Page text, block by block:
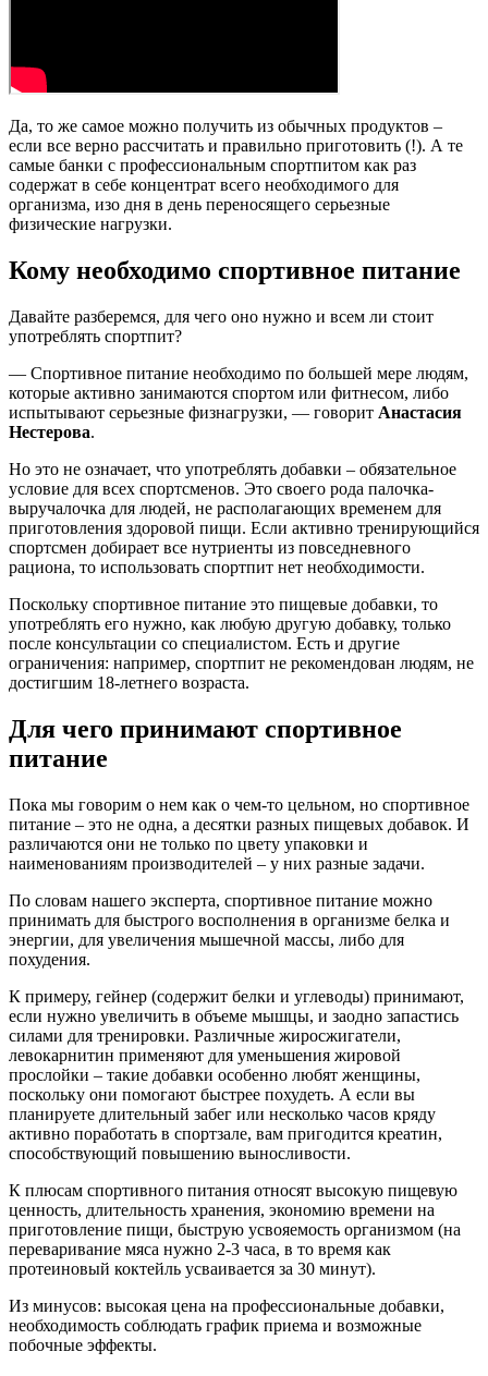
Да, то же самое можно получить из обычных продуктов –
если все верно рассчитать и правильно приготовить (!). А те
самые банки с профессиональным спортпитом как раз
содержат в себе концентрат всего необходимого для
организма, изо дня в день переносящего серьезные
физические нагрузки.
Кому необходимо спортивное питание
Давайте разберемся, для чего оно нужно и всем ли стоит
употреблять спортпит?
— Спортивное питание необходимо по большей мере людям,
которые активно занимаются спортом или фитнесом, либо
испытывают серьезные физнагрузки, — говорит Анастасия
Нестерова.
Но это не означает, что употреблять добавки – обязательное
условие для всех спортсменов. Это своего рода палочка-
выручалочка для людей, не располагающих временем для
приготовления здоровой пищи. Если активно тренирующийся
спортсмен добирает все нутриенты из повседневного
рациона, то использовать спортпит нет необходимости.
Поскольку спортивное питание это пищевые добавки, то
употреблять его нужно, как любую другую добавку, только
после консультации со специалистом. Есть и другие
ограничения: например, спортпит не рекомендован людям, не
достигшим 18-летнего возраста.
Для чего принимают спортивное
питание
Пока мы говорим о нем как о чем-то цельном, но спортивное
питание – это не одна, а десятки разных пищевых добавок. И
различаются они не только по цвету упаковки и
наименованиям производителей – у них разные задачи.
По словам нашего эксперта, спортивное питание можно
принимать для быстрого восполнения в организме белка и
энергии, для увеличения мышечной массы, либо для
похудения.
К примеру, гейнер (содержит белки и углеводы) принимают,
если нужно увеличить в объеме мышцы, и заодно запастись
силами для тренировки. Различные жиросжигатели,
левокарнитин применяют для уменьшения жировой
прослойки – такие добавки особенно любят женщины,
поскольку они помогают быстрее похудеть. А если вы
планируете длительный забег или несколько часов кряду
активно поработать в спортзале, вам пригодится креатин,
способствующий повышению выносливости.
К плюсам спортивного питания относят высокую пищевую
ценность, длительность хранения, экономию времени на
приготовление пищи, быструю усвояемость организмом (на
переваривание мяса нужно 2-3 часа, в то время как
протеиновый коктейль усваивается за 30 минут).
Из минусов: высокая цена на профессиональные добавки,
необходимость соблюдать график приема и возможные
побочные эффекты.